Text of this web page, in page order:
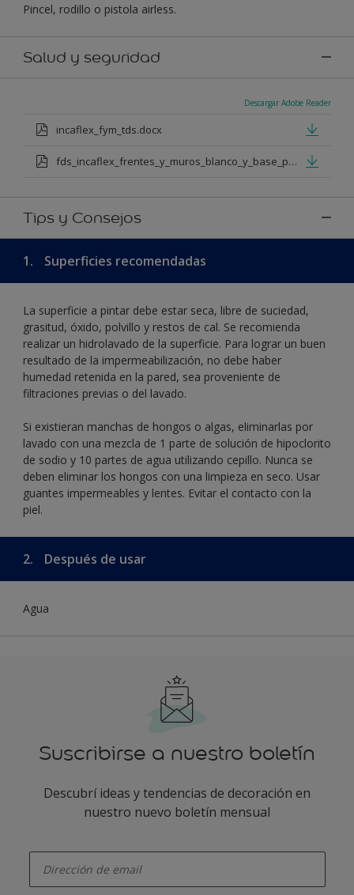
Pincel, rodillo o pistola airless.
Salud y seguridad
Descargar Adobe Reader
incaflex_fym_tds.docx
fds_incaflex_frentes_y_muros_blanco_y_base_p.pdf
Tips y Consejos
1. Superficies recomendadas
La superficie a pintar debe estar seca, libre de suciedad,
grasitud, óxido, polvillo y restos de cal. Se recomienda
realizar un hidrolavado de la superficie. Para lograr un buen
resultado de la impermeabilización, no debe haber
humedad retenida en la pared, sea proveniente de
filtraciones previas o del lavado.
Si existieran manchas de hongos o algas, eliminarlas por
lavado con una mezcla de 1 parte de solución de hipoclorito
de sodio y 10 partes de agua utilizando cepillo. Nunca se
deben eliminar los hongos con una limpieza en seco. Usar
guantes impermeables y lentes. Evitar el contacto con la
piel.
2. Después de usar
Agua
Suscribirse a nuestro boletín
Descubrí ideas y tendencias de decoración en
nuestro nuevo boletín mensual